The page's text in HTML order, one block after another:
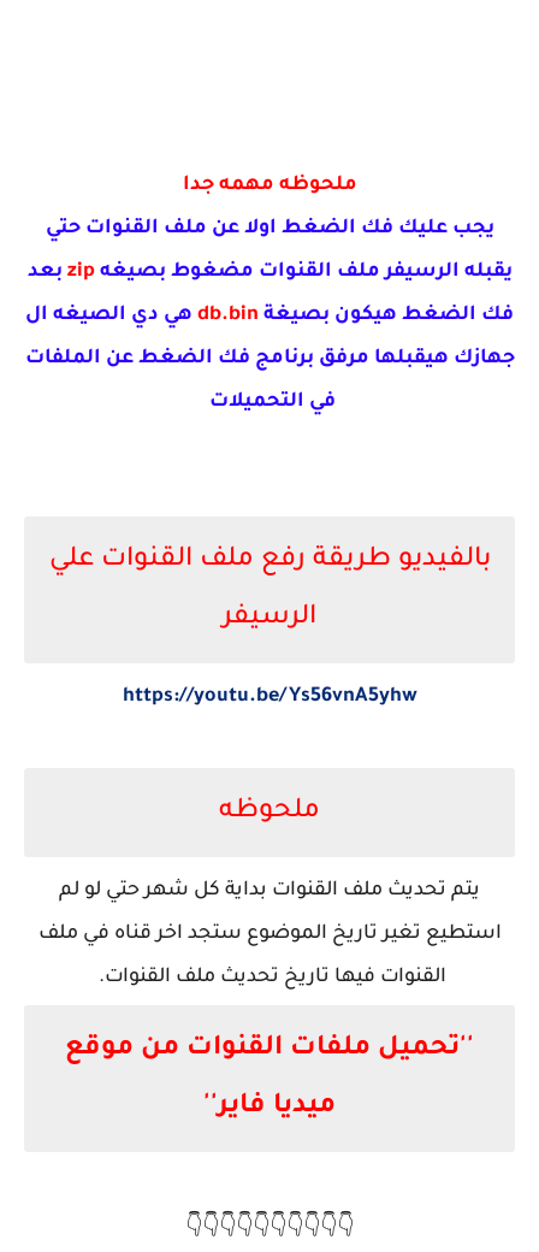
ملحوظه مهمه جدا
يجب عليك فك الضغط اولا عن ملف القنوات حتي
يقبله الرسيفر ملف القنوات مضغوط بصيغهzip بعد
فك الضغط هيكون بصيغة db.bin هي دي الصيغه ال
جهازك هيقبلها مرفق برنامج فك الضغط عن الملفات
في التحميلات
بالفيديو طريقة رفع ملف القنوات علي
الرسيفر
https://youtu.be/Ys56vnA5yhw
ملحوظه
يتم تحديث ملف القنوات بداية كل شهر حتي لو لم
استطيع تغير تاريخ الموضوع ستجد اخر قناه في ملف
القنوات فيها تاريخ تحديث ملف القنوات.
''تحميل ملفات القنوات من موقع
ميديا فاير''
👇👇👇👇👇👇👇👇👇👇